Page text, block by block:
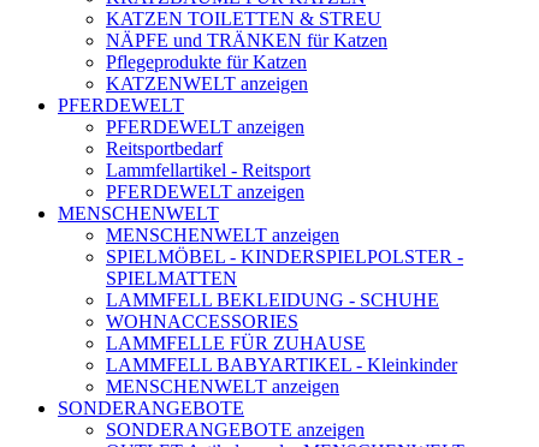
KATZEN TOILETTEN & STREU
NÄPFE und TRÄNKEN für Katzen
Pflegeprodukte für Katzen
KATZENWELT anzeigen
PFERDEWELT
PFERDEWELT anzeigen
Reitsportbedarf
Lammfellartikel - Reitsport
PFERDEWELT anzeigen
MENSCHENWELT
MENSCHENWELT anzeigen
SPIELMÖBEL - KINDERSPIELPOLSTER -
SPIELMATTEN
LAMMFELL BEKLEIDUNG - SCHUHE
WOHNACCESSORIES
LAMMFELLE FÜR ZUHAUSE
LAMMFELL BABYARTIKEL - Kleinkinder
MENSCHENWELT anzeigen
SONDERANGEBOTE
SONDERANGEBOTE anzeigen